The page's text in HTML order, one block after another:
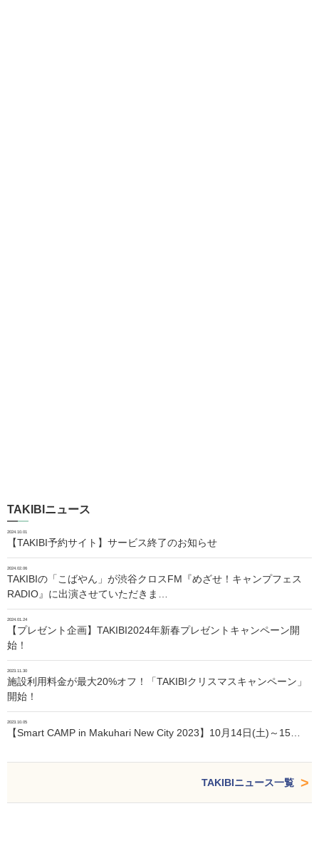
TAKIBIニュース
2024.10.01
【TAKIBI予約サイト】サービス終了のお知らせ
2024.02.06
TAKIBIの「こばやん」が渋谷クロスFM『めざせ！キャンプフェス
RADIO』に出演させていただきま…
2024.01.24
【プレゼント企画】TAKIBI2024年新春プレゼントキャンペーン開
始！
2023.11.30
施設利用料金が最大20%オフ！「TAKIBIクリスマスキャンペーン」
開始！
2023.10.05
【Smart CAMP in Makuhari New City 2023】10月14日(土)～15…
TAKIBIニュース一覧